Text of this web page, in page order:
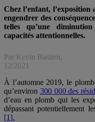
Chez l’enfant, l’exposition
engendrer des
telles qu’une
capacités attentionnelles.
Par Kevin Bastien,
12/2021
À l’automne 2019, le
qu’environ 300 000 des
d’eau en plomb qui les
dépassant potentiellement
[1].